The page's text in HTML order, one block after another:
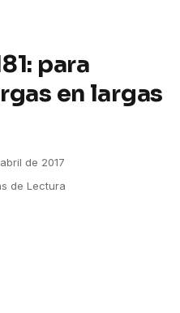
para
en largas
de 2017
de Lectura